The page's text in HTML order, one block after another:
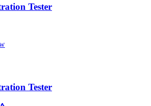
Tester
Tester